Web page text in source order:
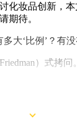
化妆品创新，
期待。
大‘比例’？有没
）式拷问。